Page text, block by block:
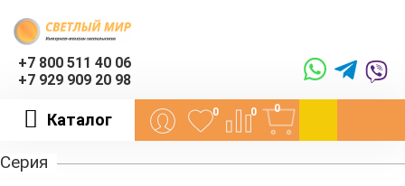
+7 800 511 40 06
+7 929 909 20 98
Каталог 0 0 0
Серия